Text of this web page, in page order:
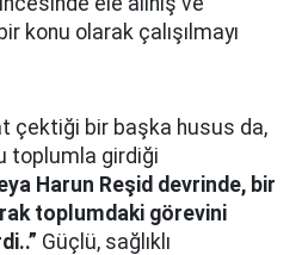
konu olarak çalışılmayı
çektiği bir başka husus da,
toplumla girdiği
Harun Reşid devrinde, bir
toplumdaki görevini
Güçlü, sağlıklı